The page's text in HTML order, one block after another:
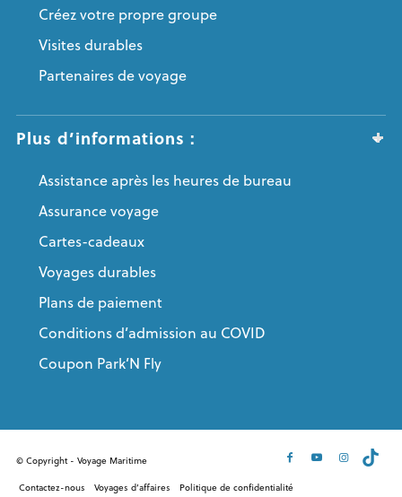
Créez votre propre groupe
Visites durables
Partenaires de voyage
Plus d’informations :
Assistance après les heures de bureau
Assurance voyage
Cartes-cadeaux
Voyages durables
Plans de paiement
Conditions d’admission au COVID
Coupon Park’N Fly
© Copyright - Voyage Maritime
Contactez-nous Voyages d’affaires Politique de confidentialité